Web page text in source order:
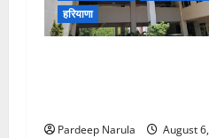
हरियाणा
Pardeep Narula
August 6,